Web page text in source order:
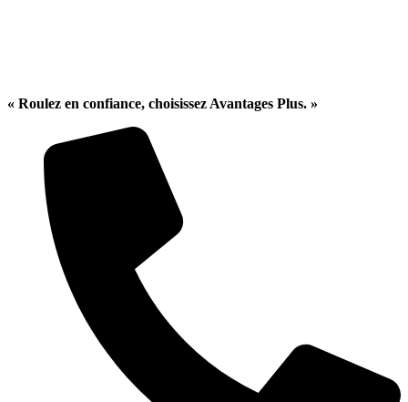
« Roulez en confiance, choisissez Avantages Plus. »